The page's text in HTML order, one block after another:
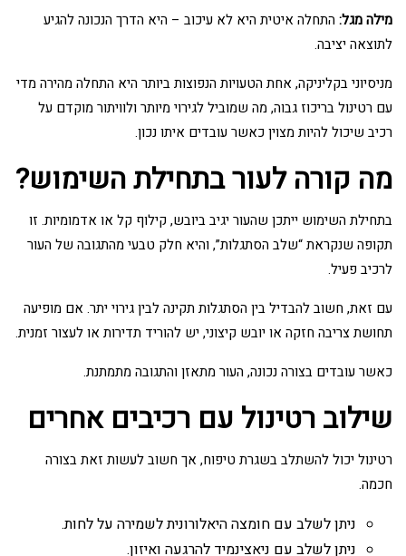
מילה מגל: התחלה איטית היא לא עיכוב – היא הדרך הנכונה להגיע
לתוצאה יציבה.
מניסיוני בקליניקה, אחת הטעויות הנפוצות ביותר היא התחלה מהירה מדי
עם רטינול בריכוז גבוה, מה שמוביל לגירוי מיותר ולוויתור מוקדם על
רכיב שיכול להיות מצוין כאשר עובדים איתו נכון.
מה קורה לעור בתחילת השימוש?
בתחילת השימוש ייתכן שהעור יגיב ביובש, קילוף קל או אדמומיות. זו
תקופה שנקראת “שלב הסתגלות”, והיא חלק טבעי מהתגובה של העור
לרכיב פעיל.
עם זאת, חשוב להבדיל בין הסתגלות תקינה לבין גירוי יתר. אם מופיעה
תחושת צריבה חזקה או יובש קיצוני, יש להוריד תדירות או לעצור זמנית.
כאשר עובדים בצורה נכונה, העור מתאזן והתגובה מתמתנת.
שילוב רטינול עם רכיבים אחרים
רטינול יכול להשתלב בשגרת טיפוח, אך חשוב לעשות זאת בצורה
חכמה.
ניתן לשלב עם חומצה היאלורונית לשמירה על לחות.
ניתן לשלב עם ניאצינמיד להרגעה ואיזון.